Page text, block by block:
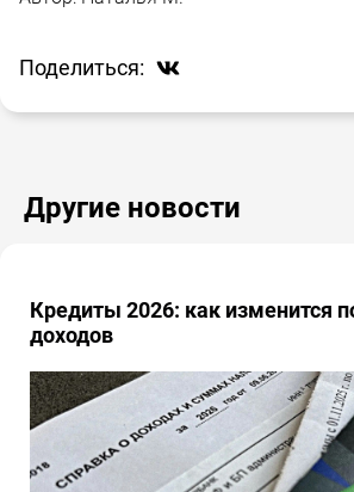
Поделиться:
Другие новости
Кредиты 2026: как изменится
доходов